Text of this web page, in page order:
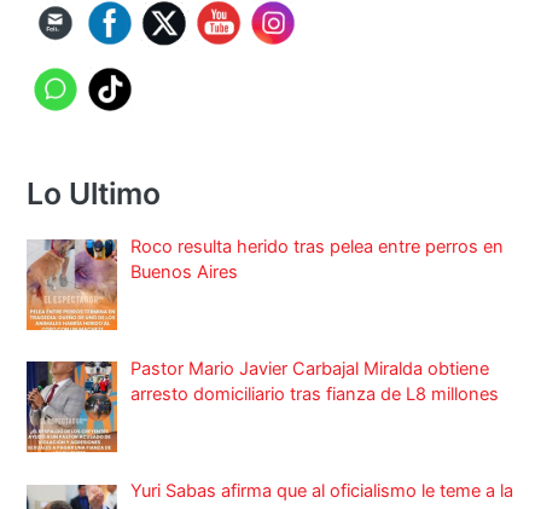
Lo Ultimo
Roco resulta herido tras pelea entre perros en
Buenos Aires
Pastor Mario Javier Carbajal Miralda obtiene
arresto domiciliario tras fianza de L8 millones
Yuri Sabas afirma que al oficialismo le teme a la